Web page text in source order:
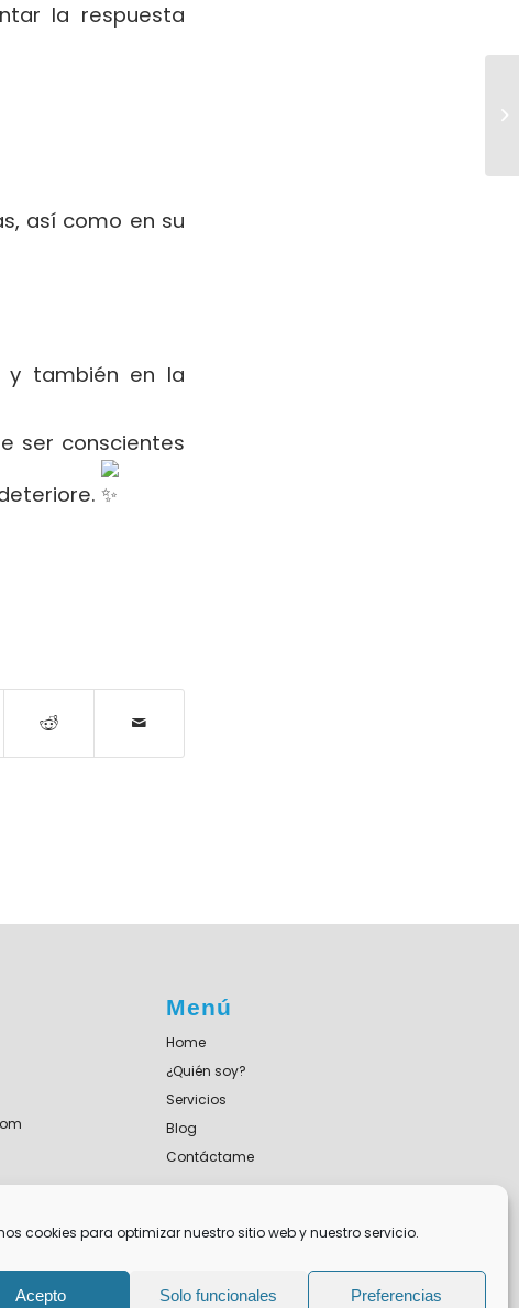
cookies para optimizar nuestro sitio web y nuestro servicio.
Acepto Solo funcionales Preferencias
la respuesta
así como en su
y también en la
ser conscientes
Menú
Home
¿Quién soy?
Servicios
Blog
Contáctame